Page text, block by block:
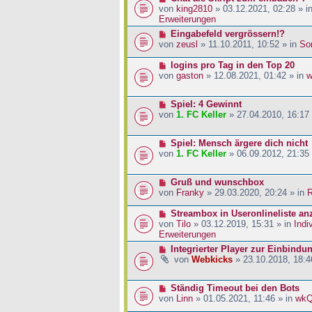
a
g
i
t
r
a
g
r
B
e
t
r
a
g
e
u
e
B
e
t
a
g
von king2810 » 03.12.2021, 02:28 » in
Erweiterungen
N
e
e
r
e
t
a
g
Eingabefeld vergrössern!?
von zeusl » 11.10.2011, 10:52 » in
N
e
e
B
i
r
g
logins pro Tag in den Top 20
von gaston » 12.08.2021, 01:42 » in
N
e
e
B
i
r
a
g
Spiel: 4 Gewinnt
von 1. FC Keller » 27.04.2010, 16:17
N
e
e
B
e
t
r
a
g
Spiel: Mensch ärgere dich nicht
von 1. FC Keller » 06.09.2012, 21:35
N
e
e
r
B
e
t
a
g
Gruß und wunschbox
von Franky » 29.03.2020, 20:24 » in
N
e
u
e
B
t
Streambox in Useronlineliste
von Tilo » 03.12.2019, 15:31 » in
Erweiterungen
N
e
e
B
Integrierter Player zur
von Webkicks » 23.10.2018,
N
e
Ständig Timeout bei den Bots
von Linn » 01.05.2021, 11:46 » in